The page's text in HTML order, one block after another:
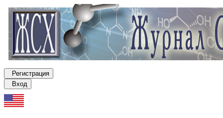
Регистрация
Вход